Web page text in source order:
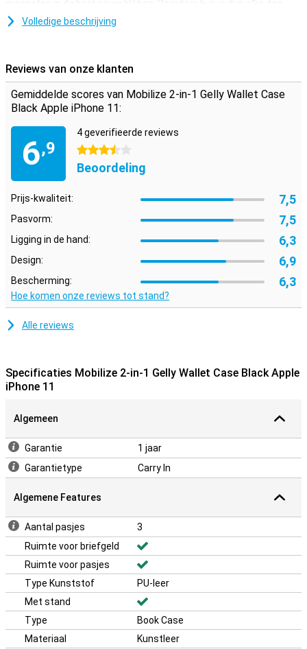
magneten in de bookcover klikken. Daardoor kun je dus elke dag
kiezen wat je wilt!
bescherming, maar kun je hem ook inzetten als portemonnee. Je
kunt namelijk enkele pasjes in de binnenflap kwijt. Daarnaast is er
ook nog ruimte voor wat briefgeld en wordt de wallet case
afgesloten met een magneet.
Volledige beschrijving
Reviews van onze klanten
Gemiddelde scores van Mobilize 2-in-1 Gelly Wallet Case
Black Apple iPhone 11:
6,9
4 geverifieerde reviews
3.5 sterren
Beoordeling
Prijs-kwaliteit: 7,5
Pasvorm: 7,5
Ligging in de hand: 6,3
Design: 6,9
Bescherming: 6,3
Hoe komen onze reviews tot stand?
Alle reviews
Specificaties Mobilize 2-in-1 Gelly Wallet Case Black Apple
iPhone 11
Algemeen
Garantie
1 jaar
Garantietype
Carry In
Algemene Features
Aantal pasjes
3
Ruimte voor briefgeld
Ruimte voor pasjes
Type Kunststof
PU-leer
Met stand
Type
Book Case
Materiaal
Kunstleer